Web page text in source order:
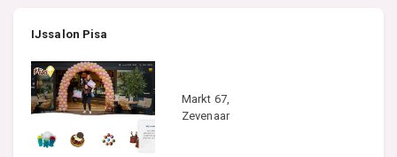
IJssalon Pisa
Markt 67,
Zevenaar